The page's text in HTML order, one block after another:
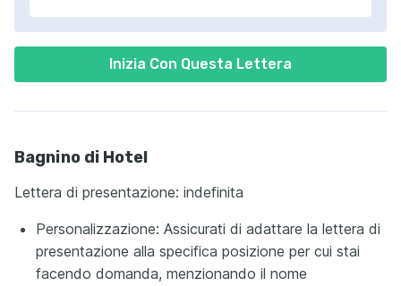
Inizia Con Questa Lettera
Bagnino di Hotel
Lettera di presentazione: indefinita
Personalizzazione: Assicurati di adattare la lettera di
presentazione alla specifica posizione per cui stai
facendo domanda, menzionando il nome